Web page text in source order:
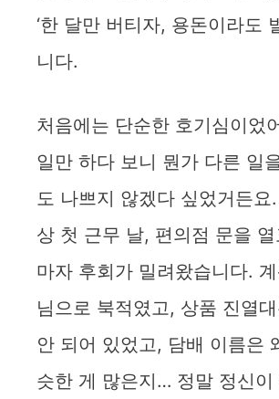
‘한 달만 버티자, 용돈이라도
니다.
처음에는 단순한 호기심이었
일만 하다 보니 뭔가 다른 일
도 나쁘지 않겠다 싶었거든요
상 첫 근무 날, 편의점 문을
마자 후회가 밀려왔습니다.
님으로 북적였고, 상품 진열
안 되어 있었고, 담배 이름은
슷한 게 많은지… 정말 정신이